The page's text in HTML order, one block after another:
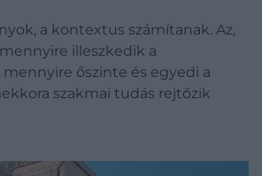
a kontextus számítanak. Az,
illeszkedik a
őszinte és egyedi a
szakmai tudás rejtőzik